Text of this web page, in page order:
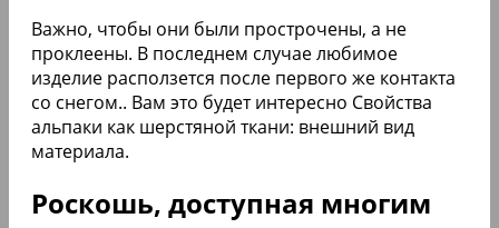
Важно, чтобы они были прострочены, а не
проклеены. В последнем случае любимое
изделие расползется после первого же контакта
со снегом.. Вам это будет интересно Свойства
альпаки как шерстяной ткани: внешний вид
материала.
Роскошь, доступная многим